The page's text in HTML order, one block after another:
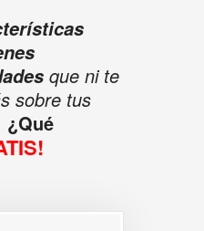
que ni te
sobre tus
¿Qué